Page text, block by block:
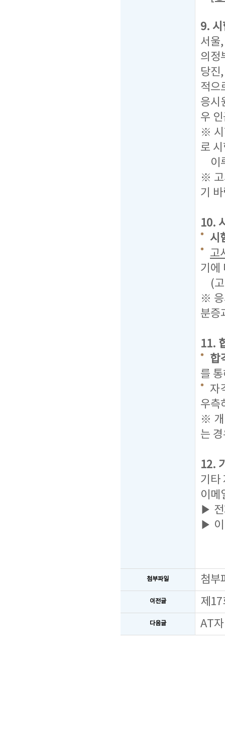
9. 시
서울
의정
당진
적으
응시
우
※ 시
로
이
※ 고
기
10.
시
고
기에
(고
※ 응
분증
11.
합
를
자
우측
※ 개
는
12.
기타
이메
▶ 전
▶
첨부파일 첨부
이전글 제17
다음글 AT